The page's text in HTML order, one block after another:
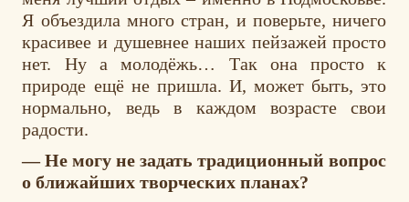
Я объездила много стран, и поверьте, ничего
красивее и душевнее наших пейзажей просто
нет. Ну а молодёжь… Так она просто к
природе ещё не пришла. И, может быть, это
нормально, ведь в каждом возрасте свои
радости.
— Не могу не задать традиционный вопрос
о ближайших творческих планах?